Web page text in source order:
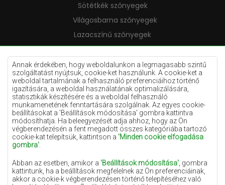
Annak érdekében, hogy weboldalunkon a legmagasabb szintű
szolgáltatást nyújtsuk, cookie-ket használunk. A cookie-ket a
weboldal tartalmának a felhasználó preferenciáihoz történő
igazítására, a weboldal használatának optimalizálására,
statisztikák készítésére és a weboldal felhasználó
munkamenetének fenntartására szolgálnak. Az egyes cookie-
beállításokat a 'Beállítások módosítása' gombra kattintva
módosíthatja. Ha beleegyezését adja ahhoz, hogy az Ön
végberendezésén a fent megadott összes kategóriába tartozó
cookie-kat telepítsük, kattintson a 'Minden cookie elfogadása
gombra'
Abban az esetben, amikor a 'Beállítások módosítása' , gombra
kattintunk, ha a beállítások megfelelnek az Ön preferenciáinak,
akkor a cookie-k végberendezésen történő telepítéséhez való
Sötétkék szőnyegek
Világosbarna szőnyegek
Lazacszínű szőnyegek
Krémszínű szőnyegek
Lila szőnyegek
Sárga szőnyegek
Mentaszínű szőnyegek
Világoskék szőnyegek
Narancssárga szőnyegek
Rózsaszín szőnyegek
Terrakotta szőnyegek
Zöld szőnyegek